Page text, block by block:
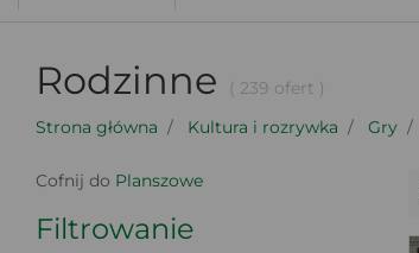
Rodzinne
( 239 ofert )
Strona główna
Kultura i rozrywka Gry
Cofnij do Planszowe
Filtrowanie